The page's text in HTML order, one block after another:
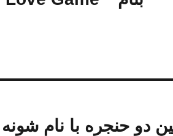
دو حنجره با نام شونه